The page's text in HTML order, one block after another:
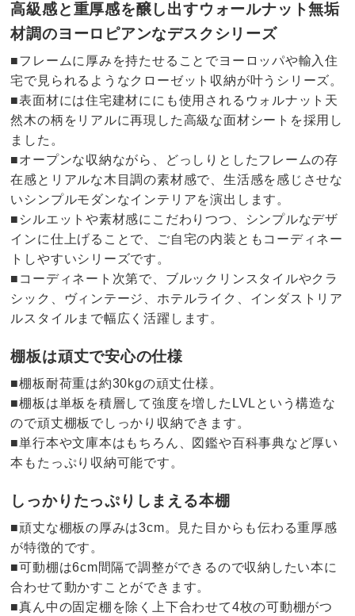
高級感と重厚感を醸し出すウォールナット無垢
材調のヨーロピアンなデスクシリーズ
■フレームに厚みを持たせることでヨーロッパや輸入住
宅で見られるようなクローゼット収納が叶うシリーズ。
■表面材には住宅建材ににも使用されるウォルナット天
然木の柄をリアルに再現した高級な面材シートを採用し
ました。
■オープンな収納ながら、どっしりとしたフレームの存
在感とリアルな木目調の素材感で、生活感を感じさせな
いシンプルモダンなインテリアを演出します。
■シルエットや素材感にこだわりつつ、シンプルなデザ
インに仕上げることで、ご自宅の内装ともコーディネー
トしやすいシリーズです。
■コーディネート次第で、ブルックリンスタイルやクラ
シック、ヴィンテージ、ホテルライク、インダストリア
ルスタイルまで幅広く活躍します。
棚板は頑丈で安心の仕様
■棚板耐荷重は約30kgの頑丈仕様。
■棚板は単板を積層して強度を増したLVLという構造な
ので頑丈棚板でしっかり収納できます。
■単行本や文庫本はもちろん、図鑑や百科事典など厚い
本もたっぷり収納可能です。
しっかりたっぷりしまえる本棚
■頑丈な棚板の厚みは3cm。見た目からも伝わる重厚感
が特徴的です。
■可動棚は6cm間隔で調整ができるので収納したい本に
合わせて動かすことができます。
■真ん中の固定棚を除く上下合わせて4枚の可動棚がつ